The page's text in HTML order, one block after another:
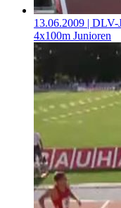
13.06.2009 | DLV-
4x100m Junioren